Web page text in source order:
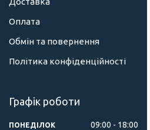
Оплата
Обмін та повернення
Політика конфіденційності
Графік роботи
ПОНЕДІЛОК 09:00 18:00